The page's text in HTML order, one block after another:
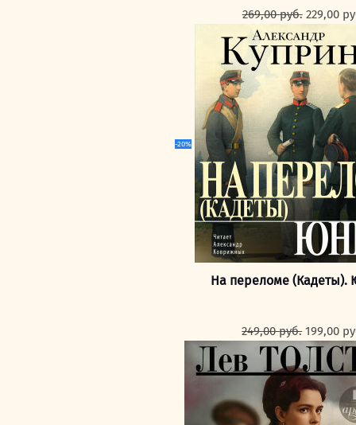
269,00руб.
цена
269,00
229,00
-20%
На переломе (Кадеты).
249,00руб.
цена
249,00
199,00